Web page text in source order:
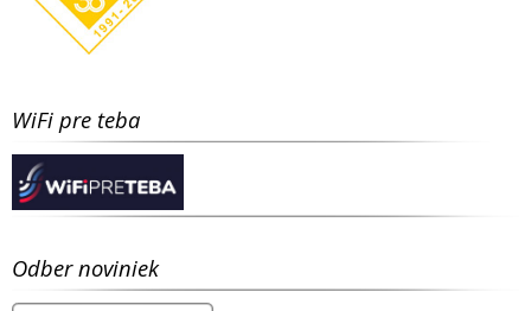
WiFi pre teba
Odber noviniek